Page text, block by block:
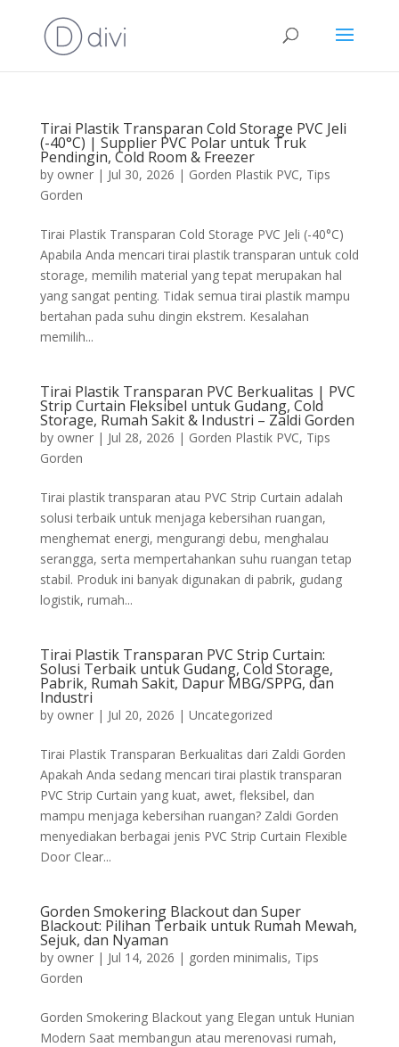
Tirai Plastik Transparan Cold Storage PVC Jeli
(-40°C) | Supplier PVC Polar untuk Truk
Pendingin, Cold Room & Freezer
by owner| Jul 30, 2026 | Gorden Plastik PVC, Tips
Gorden
Tirai Plastik Transparan Cold Storage PVC Jeli (-40°C)
Apabila Anda mencari tirai plastik transparan untuk cold
storage, memilih material yang tepat merupakan hal
yang sangat penting. Tidak semua tirai plastik mampu
bertahan pada suhu dingin ekstrem. Kesalahan
memilih...
Tirai Plastik Transparan PVC Berkualitas | PVC
Strip Curtain Fleksibel untuk Gudang, Cold
Storage, Rumah Sakit & Industri – Zaldi Gorden
by owner| Jul 28, 2026 | Gorden Plastik PVC, Tips
Gorden
Tirai plastik transparan atau PVC Strip Curtain adalah
solusi terbaik untuk menjaga kebersihan ruangan,
menghemat energi, mengurangi debu, menghalau
serangga, serta mempertahankan suhu ruangan tetap
stabil. Produk ini banyak digunakan di pabrik, gudang
logistik, rumah...
Tirai Plastik Transparan PVC Strip Curtain:
Solusi Terbaik untuk Gudang, Cold Storage,
Pabrik, Rumah Sakit, Dapur MBG/SPPG, dan
Industri
by owner| Jul 20, 2026 | Uncategorized
Tirai Plastik Transparan Berkualitas dari Zaldi Gorden
Apakah Anda sedang mencari tirai plastik transparan
PVC Strip Curtain yang kuat, awet, fleksibel, dan
mampu menjaga kebersihan ruangan? Zaldi Gorden
menyediakan berbagai jenis PVC Strip Curtain Flexible
Door Clear...
Gorden Smokering Blackout dan Super
Blackout: Pilihan Terbaik untuk Rumah Mewah,
Sejuk, dan Nyaman
by owner| Jul 14, 2026 | gorden minimalis, Tips
Gorden
Gorden Smokering Blackout yang Elegan untuk Hunian
Modern Saat membangun atau merenovasi rumah,